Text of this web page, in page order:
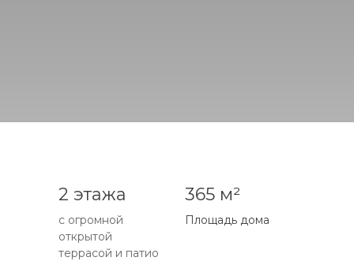
2 этажа 365 м²
Площадь дома
с огромной
открытой
террасой и патио